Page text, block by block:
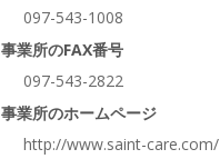
097-543-1008
事業所のFAX番号
097-543-2822
事業所のホームページ
http://www.saint-care.com/